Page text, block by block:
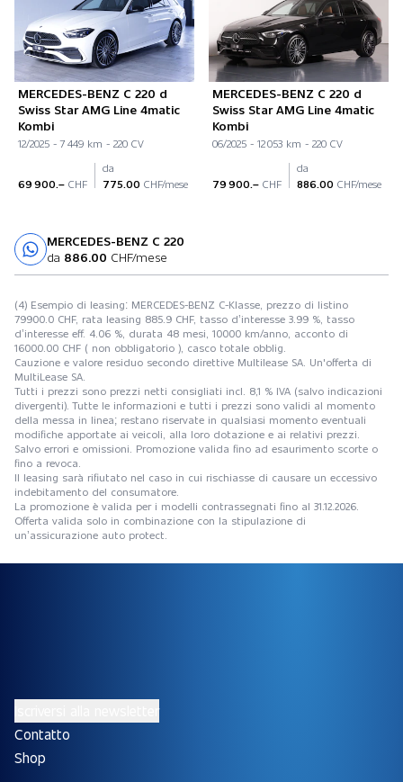
MERCEDES-BENZ C 220 d
Swiss Star AMG Line 4matic
Kombi
12/2025 - 7 449 km - 220 CV
69 900.– CHF
da
775.00 CHF/mese
MERCEDES-BENZ C 220 d
Swiss Star AMG Line 4matic
Kombi
06/2025 - 12 053 km - 220 CV
79 900.– CHF
da
886.00 CHF/mese
MERCEDES-BENZ C 220
da 886.00 CHF/mese
(4) Esempio di leasing: MERCEDES-BENZ C-Klasse, prezzo di listino
79900.0 CHF, rata leasing 885.9 CHF, tasso d’interesse 3.99 %, tasso
d’interesse eff. 4.06 %, durata 48 mesi, 10000 km/anno, acconto di
16000.00 CHF ( non obbligatorio ), casco totale obblig.
Cauzione e valore residuo secondo direttive Multilease SA. Un'offerta di
MultiLease SA.
Tutti i prezzi sono prezzi netti consigliati incl. 8,1 % IVA (salvo indicazioni
divergenti). Tutte le informazioni e tutti i prezzi sono validi al momento
della messa in linea; restano riservate in qualsiasi momento eventuali
modifiche apportate ai veicoli, alla loro dotazione e ai relativi prezzi.
Salvo errori e omissioni. Promozione valida fino ad esaurimento scorte o
fino a revoca.
Il leasing sarà rifiutato nel caso in cui rischiasse di causare un eccessivo
indebitamento del consumatore.
La promozione è valida per i modelli contrassegnati fino al 31.12.2026.
Offerta valida solo in combinazione con la stipulazione di
un’assicurazione auto protect.
Contatto
Shop